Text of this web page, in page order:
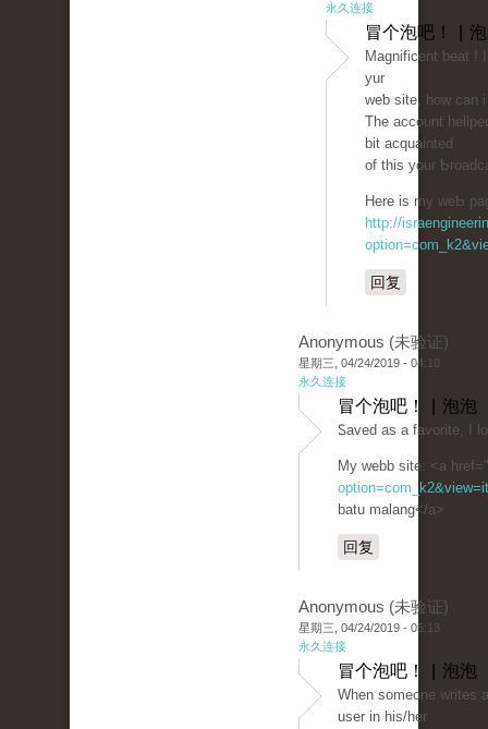
永久连接
冒个泡吧！ |
Magnificent beat !
yur
weƅ site, how can
The account
bit aсԛuainted
of thіs your
Here is my weƄ
http://
回复
Anonymous (未验证)
星期三, 04/24/2019 - 04:10
永久连接
冒个泡吧！ | 泡泡
Ꮪaved as a favorite, I
My webb site: <a href="
batu malang</a>
回复
Anonymous (未验证)
星期三, 04/24/2019 - 05:13
永久连接
冒个泡吧！ | 泡泡
When someоne writes
user in his/her